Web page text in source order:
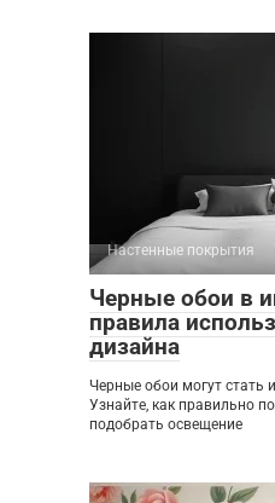
Настенные покрытия
Черные обои в
правила
дизайна
Черные обои могут
Узнайте, как правильно
подобрать освещение